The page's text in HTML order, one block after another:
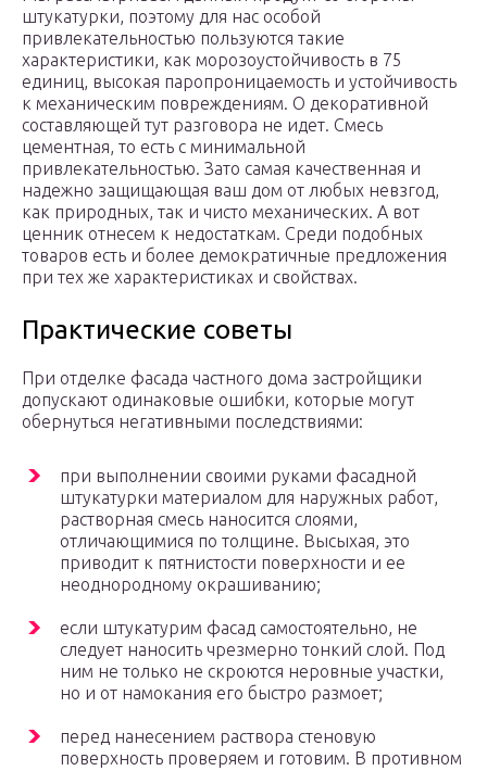
штукатурки, поэтому для нас особой
привлекательностью пользуются такие
характеристики, как морозоустойчивость в 75
единиц, высокая паропроницаемость и устойчивость
к механическим повреждениям. О декоративной
составляющей тут разговора не идет. Смесь
цементная, то есть с минимальной
привлекательностью. Зато самая качественная и
надежно защищающая ваш дом от любых невзгод,
как природных, так и чисто механических. А вот
ценник отнесем к недостаткам. Среди подобных
товаров есть и более демократичные предложения
при тех же характеристиках и свойствах.
Практические советы
При отделке фасада частного дома застройщики
допускают одинаковые ошибки, которые могут
обернуться негативными последствиями:
при выполнении своими руками фасадной
штукатурки материалом для наружных работ,
растворная смесь наносится слоями,
отличающимися по толщине. Высыхая, это
приводит к пятнистости поверхности и ее
неоднородному окрашиванию;
если штукатурим фасад самостоятельно, не
следует наносить чрезмерно тонкий слой. Под
ним не только не скроются неровные участки,
но и от намокания его быстро размоет;
перед нанесением раствора стеновую
поверхность проверяем и готовим. В противном